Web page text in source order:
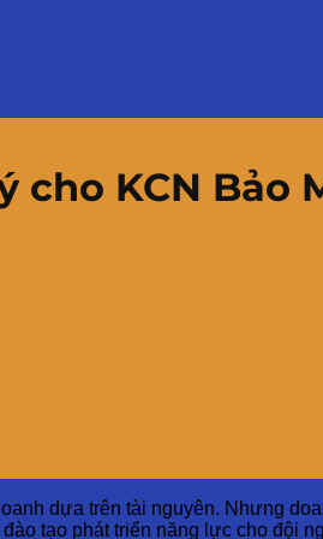
cho KCN Bảo
dựa trên tài nguyên. Nhưng
tạo phát triển năng lực cho đội